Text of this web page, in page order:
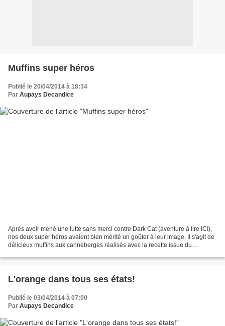
Muffins super héros
Publié le 20/04/2014 à 18:34
Par Aupays Decandice
Après avoir mené une lutte sans merci contre Dark Cat (aventure à lire ICI),
nos deux super héros avaient bien mérité un goûter à leur image. Il s'agit de
délicieux muffins aux canneberges réalisés avec la recette issue du
L'orange dans tous ses états!
Publié le 03/04/2014 à 07:00
Par Aupays Decandice